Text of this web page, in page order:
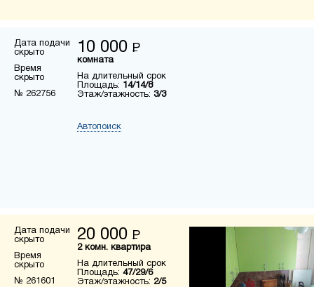
Дата подачи
скрыто
Время
скрыто
№ 262756
10 000 Р
комната
На длительный срок
Площадь: 14/14/8
Этаж/этажность: 3/3
Автопоиск
Дата подачи
скрыто
Время
скрыто
№ 261601
20 000 Р
2 комн. квартира
На длительный срок
Площадь: 47/29/6
Этаж/этажность: 2/5